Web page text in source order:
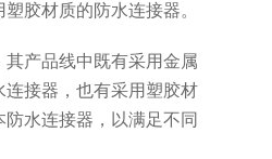
胶材质的防水连接器。
产品线中既有采用金属
接器，也有采用塑胶材
水连接器，以满足不同